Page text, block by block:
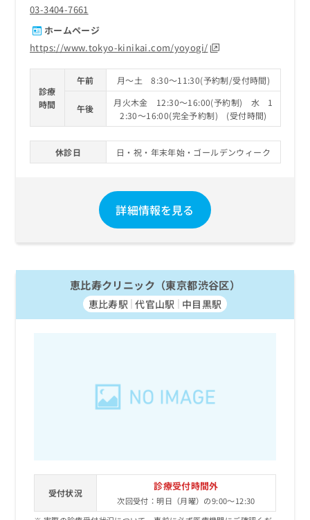
03-3404-7661
ホームページ
https://www.tokyo-kinikai.com/yoyogi/
診療
時間
午前 月～土 8:30～11:30(予約制/受付時間)
午後
月火木金 12:30～16:00(予約制) 水 1
2:30～16:00(完全予約制) (受付時間)
休診日 日・祝・年末年始・ゴールデンウィーク
詳細情報を見る
恵比寿クリニック（東京都渋谷区）
恵比寿駅 代官山駅 中目黒駅
受付状況
診療受付時間外
次回受付：明日（月曜）の9:00～12:30